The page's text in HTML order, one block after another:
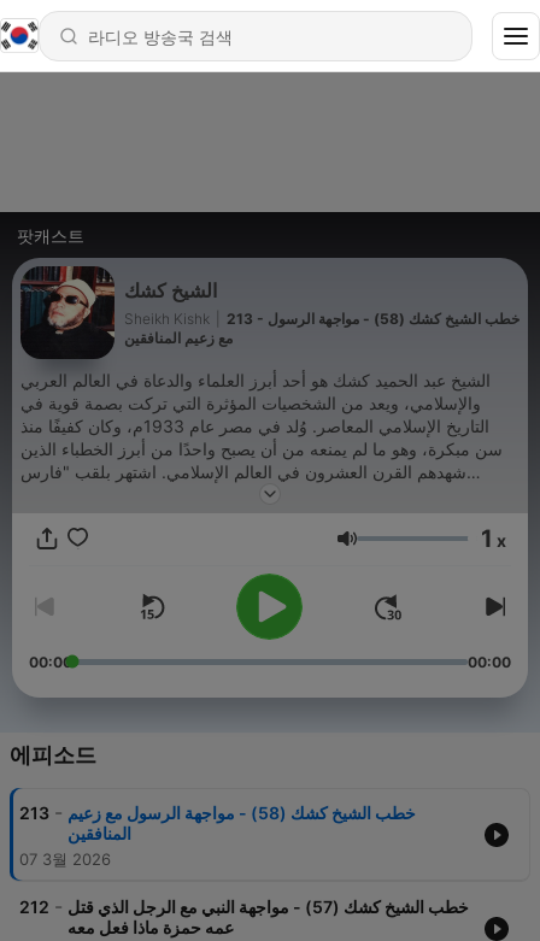
팟캐스트
الشيخ كشك
Sheikh Kishk
213 - خطب الشيخ كشك (58) - مواجهة الرسول
مع زعيم المنافقين
الشيخ عبد الحميد كشك هو أحد أبرز العلماء والدعاة في العالم العربي
والإسلامي، ويعد من الشخصيات المؤثرة التي تركت بصمة قوية في
التاريخ الإسلامي المعاصر. وُلد في مصر عام 1933م، وكان كفيفًا منذ
سن مبكرة، وهو ما لم يمنعه من أن يصبح واحدًا من أبرز الخطباء الذين
شهدهم القرن العشرون في العالم الإسلامي. اشتهر بلقب "فارس
المنابر" نظرًا لأسلوبه القوي والعاطفي في الخطابة، وكان يُلقب أيضًا
الشيخ كشك لم يكن فقط من العلماء الكبار، بل كان أيضًا من الدعاة
المخلصين الذين اهتموا بتبليغ رسالة الإسلام، وتحقيق الوعي الديني في
مجتمعاته. بدأت رحلته الدعوية في سن مبكرة، حيث أسس لنفسه مكانة
مميزة على المنابر، وعُرف بقوة تأثيره على الجمهور، وقدرته على إلقاء
إصرارًا على نشر رسالة الإسلام، وهو ما جعل خطبه تتسم بالحماسة
حياتهم.
لقد سجل الشيخ كشك أكثر من 2000 خطبة على مدار أربعين عامًا،
خلال هذه الفترة كان له دور كبير في نشر الفكر الإسلامي، خصوصًا بين
الشباب، حيث كان يتميز بأسلوبه الخطابي الذي يجمع بين البلاغة
والعاطفة. خطب الشيخ عبد الحميد كشك كانت تلامس قلوب الناس وتؤثر
فيهم بشكل عميق، وكان يركز في خطبه على القضايا الاجتماعية
والسياسية، والتأكيد على أهمية العودة إلى الإسلام في مواجهة التحديات
الحديثة.
음량 1 x
00:00 00:00
에피소드
213 - خطب الشيخ كشك (58) - مواجهة الرسول مع زعيم
المنافقين
07 3월 2026
212 - خطب الشيخ كشك (57) - مواجهة النبي مع الرجل الذي قتل
عمه حمزة ماذا فعل معه